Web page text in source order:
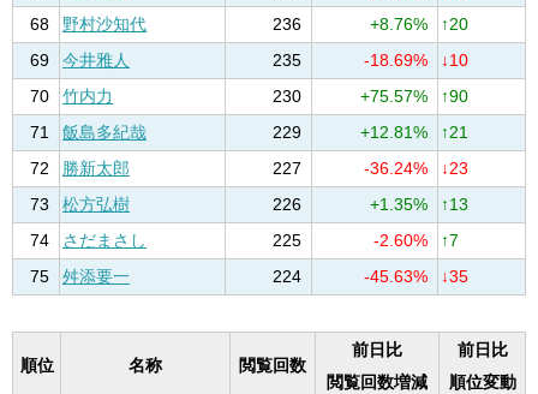
68
野村沙知代 236 +8.76%
↑20
69
今井雅人 235 -18.69%
↓10
70
竹内力 230 +75.57%
↑90
71
飯島多紀哉 229 +12.81%
↑21
72
勝新太郎 227 -36.24%
↓23
73
松方弘樹 226 +1.35%
↑13
74
さだまさし 225 -2.60%
↑7
75
舛添要一 224 -45.63% ↓35
順位 名称 閲覧回数
前日比
閲覧回数増減
前日比
順位変動